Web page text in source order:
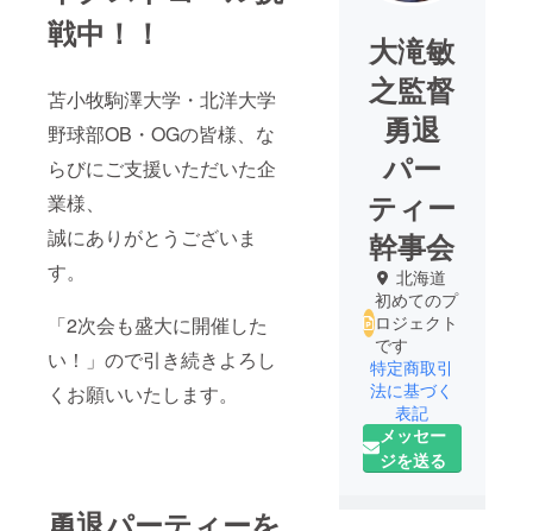
戦中！！
苫小牧駒澤大学・北洋大学
野球部OB・OGの皆様、な
らびにご支援いただいた企
業様、
誠にありがとうございま
す。
「2次会も盛大に開催した
い！」ので引き続きよろし
くお願いいたします。
大滝敏
之監督
勇退
パー
ティー
幹事会
北海道
初めてのプ
ロジェクト
です
特定商取引
法に基づく
表記
メッセー
ジを送る